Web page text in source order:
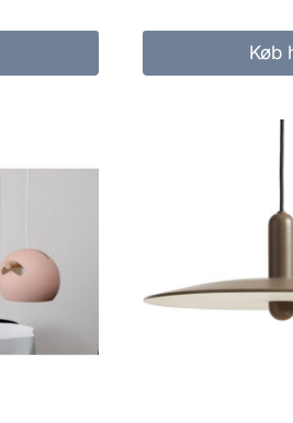
Køb